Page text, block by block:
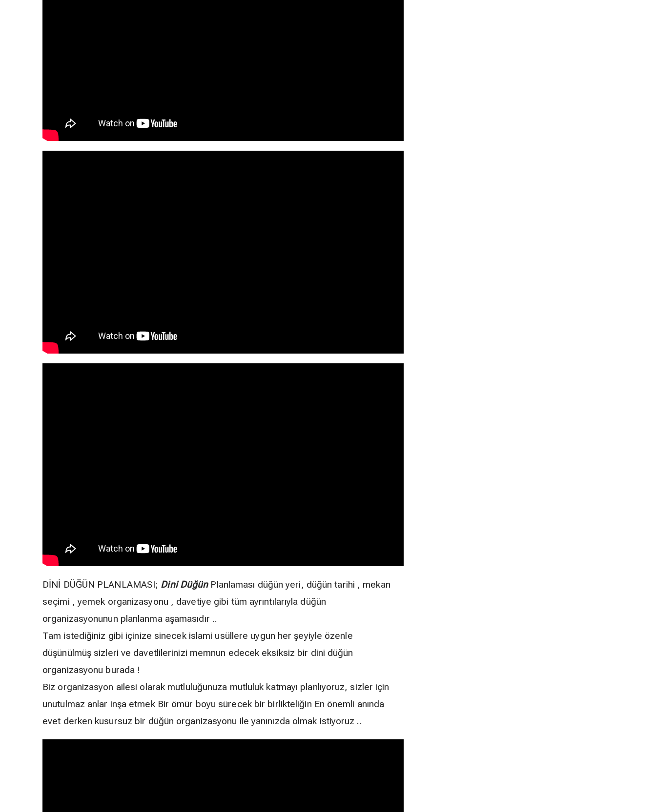
DİNİ DÜĞÜN PLANLAMASI; Dini DüğünPlanlaması düğün yeri, düğün tarihi , mekan
seçimi , yemek organizasyonu , davetiye gibi tüm ayrıntılarıyla düğün
organizasyonunun planlanma aşamasıdır ..
Tam istediğiniz gibi içinize sinecek islami usüllere uygun her şeyiyle özenle
düşünülmüş sizleri ve davetlilerinizi memnun edecek eksiksiz bir dini düğün
organizasyonu burada !
Biz organizasyon ailesi olarak mutluluğunuza mutluluk katmayı planlıyoruz, sizler için
unutulmaz anlar inşa etmek Bir ömür boyu sürecek bir birlikteliğin En önemli anında
evet derken kusursuz bir düğün organizasyonu ile yanınızda olmak istiyoruz ..